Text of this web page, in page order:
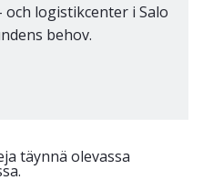
logistikcenter i Salo
behov.